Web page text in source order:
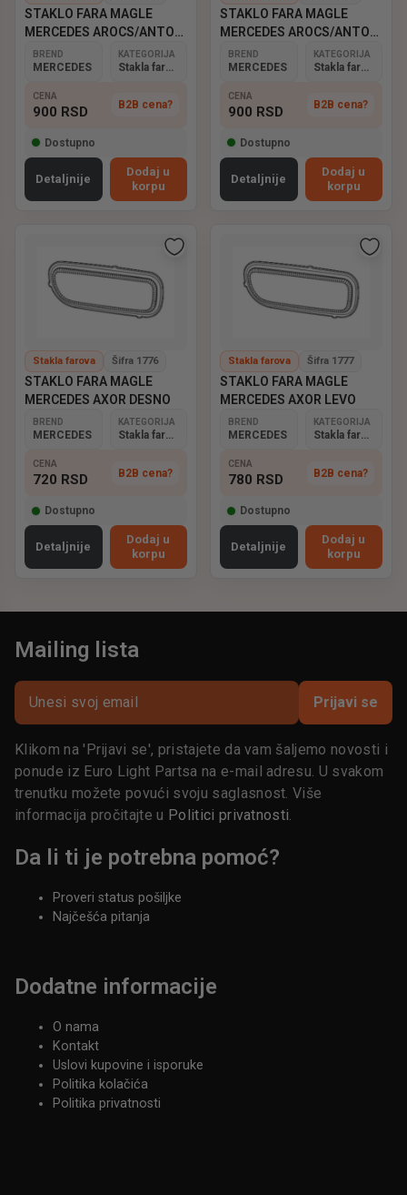
STAKLO FARA MAGLE
MERCEDES AROCS/ANTOS
DESNO
BREND
MERCEDES
KATEGORIJA
Stakla farova
CENA
900 RSD B2B cena?
Dostupno
Detaljnije
Dodaj u
korpu
STAKLO FARA MAGLE
MERCEDES AROCS/ANTOS
LEVO
BREND
MERCEDES
KATEGORIJA
Stakla farova
CENA
900 RSD B2B cena?
Dostupno
Detaljnije
Dodaj u
korpu
Stakla farova Šifra 1776
STAKLO FARA MAGLE
MERCEDES AXOR DESNO
BREND
MERCEDES
KATEGORIJA
Stakla farova
CENA
720 RSD B2B cena?
Dostupno
Detaljnije
Dodaj u
korpu
Stakla farova Šifra 1777
STAKLO FARA MAGLE
MERCEDES AXOR LEVO
BREND
MERCEDES
KATEGORIJA
Stakla farova
CENA
780 RSD B2B cena?
Dostupno
Detaljnije
Dodaj u
korpu
Mailing lista
Prijavi se
Klikom na 'Prijavi se', pristajete da vam šaljemo novosti i
ponude iz Euro Light Partsa na e-mail adresu. U svakom
trenutku možete povući svoju saglasnost. Više
informacija pročitajte u Politici privatnosti.
Da li ti je potrebna pomoć?
Proveri status pošiljke
Najčešća pitanja
Dodatne informacije
O nama
Kontakt
Uslovi kupovine i isporuke
Politika kolačića
Politika privatnosti